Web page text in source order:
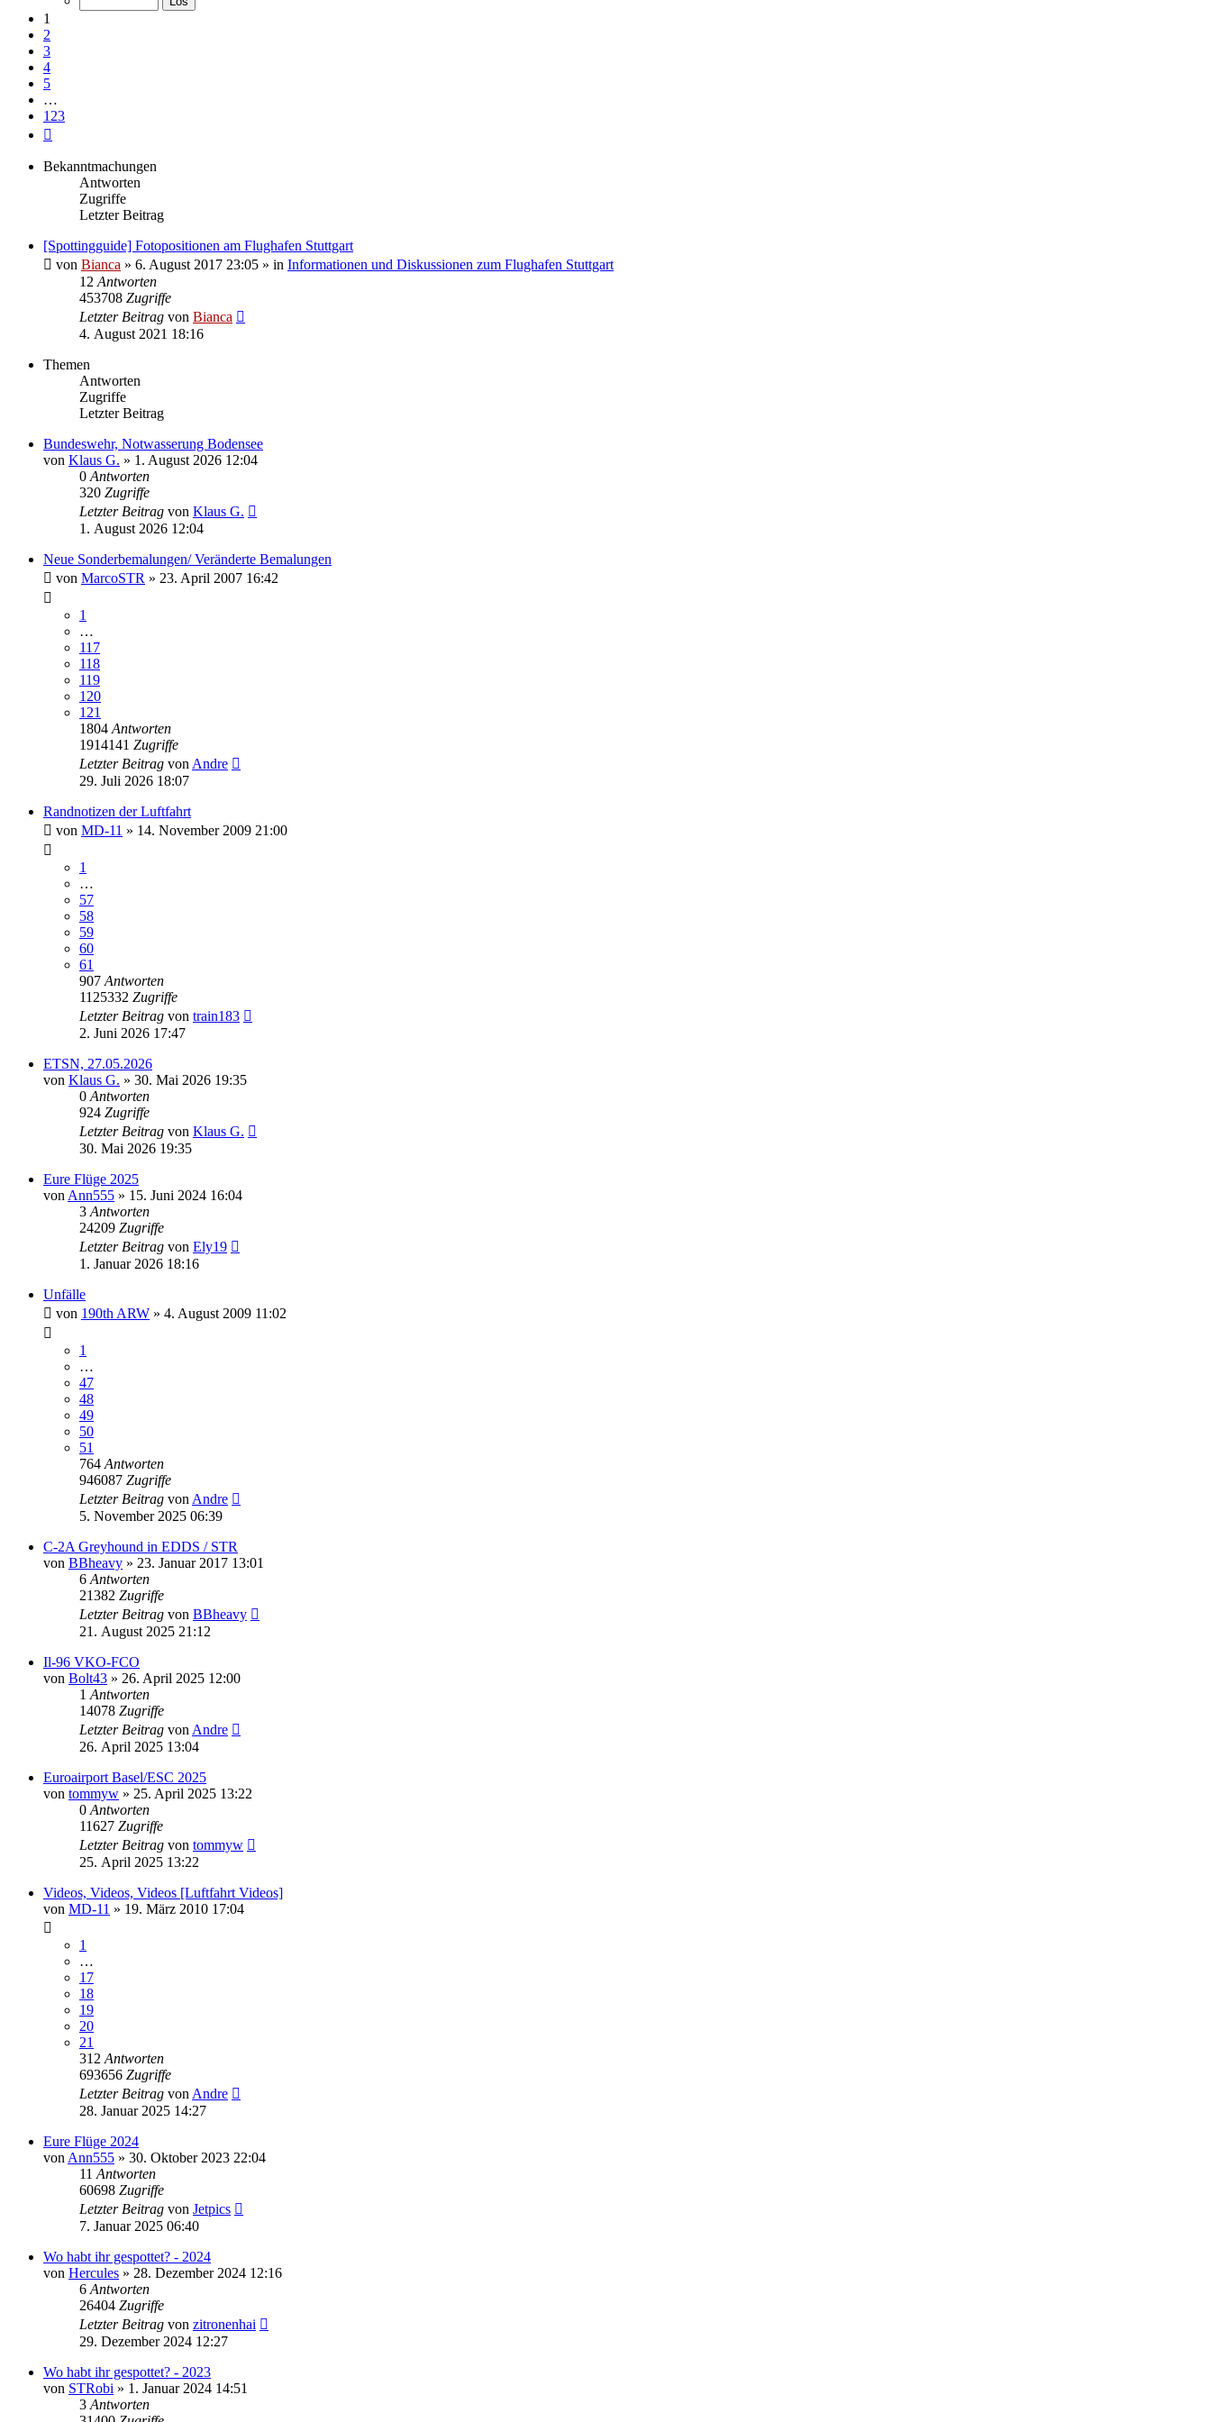
1
2
3
4
5
…
123
Bekanntmachungen
Antworten
Zugriffe
Letzter Beitrag
[Spottingguide] Fotopositionen am Flughafen Stuttgart
von Bianca » 6. August 2017 23:05 » in Informationen und Diskussionen zum Flughafen Stuttgart
12 Antworten
453708 Zugriffe
Letzter Beitrag von Bianca
4. August 2021 18:16
Themen
Antworten
Zugriffe
Letzter Beitrag
Bundeswehr, Notwasserung Bodensee
von Klaus G. » 1. August 2026 12:04
0 Antworten
320 Zugriffe
Letzter Beitrag von Klaus G.
1. August 2026 12:04
Neue Sonderbemalungen/ Veränderte Bemalungen
von MarcoSTR » 23. April 2007 16:42
1
…
117
118
119
120
121
1804 Antworten
1914141 Zugriffe
Letzter Beitrag von Andre
29. Juli 2026 18:07
Randnotizen der Luftfahrt
von MD-11 » 14. November 2009 21:00
1
…
57
58
59
60
61
907 Antworten
1125332 Zugriffe
Letzter Beitrag von train183
2. Juni 2026 17:47
ETSN, 27.05.2026
von Klaus G. » 30. Mai 2026 19:35
0 Antworten
924 Zugriffe
Letzter Beitrag von Klaus G.
30. Mai 2026 19:35
Eure Flüge 2025
von Ann555 » 15. Juni 2024 16:04
3 Antworten
24209 Zugriffe
Letzter Beitrag von Ely19
1. Januar 2026 18:16
Unfälle
von 190th ARW » 4. August 2009 11:02
1
…
47
48
49
50
51
764 Antworten
946087 Zugriffe
Letzter Beitrag von Andre
5. November 2025 06:39
C-2A Greyhound in EDDS / STR
von BBheavy » 23. Januar 2017 13:01
6 Antworten
21382 Zugriffe
Letzter Beitrag von BBheavy
21. August 2025 21:12
Il-96 VKO-FCO
von Bolt43 » 26. April 2025 12:00
1 Antworten
14078 Zugriffe
Letzter Beitrag von Andre
26. April 2025 13:04
Euroairport Basel/ESC 2025
von tommyw » 25. April 2025 13:22
0 Antworten
11627 Zugriffe
Letzter Beitrag von tommyw
25. April 2025 13:22
Videos, Videos, Videos [Luftfahrt Videos]
von MD-11 » 19. März 2010 17:04
1
…
17
18
19
20
21
312 Antworten
693656 Zugriffe
Letzter Beitrag von Andre
28. Januar 2025 14:27
Eure Flüge 2024
von Ann555 » 30. Oktober 2023 22:04
11 Antworten
60698 Zugriffe
Letzter Beitrag von Jetpics
7. Januar 2025 06:40
Wo habt ihr gespottet? - 2024
von Hercules » 28. Dezember 2024 12:16
6 Antworten
26404 Zugriffe
Letzter Beitrag von zitronenhai
29. Dezember 2024 12:27
Wo habt ihr gespottet? - 2023
von STRobi » 1. Januar 2024 14:51
3 Antworten